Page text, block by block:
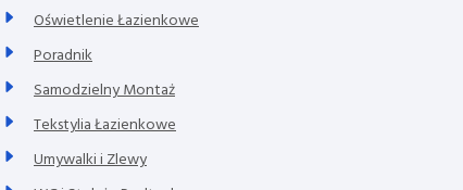
Oświetlenie Łazienkowe
Poradnik
Samodzielny Montaż
Tekstylia Łazienkowe
Umywalki i Zlewy